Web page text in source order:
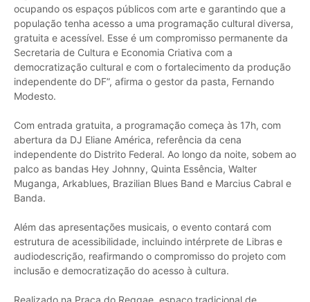
ocupando os espaços públicos com arte e garantindo que a
população tenha acesso a uma programação cultural diversa,
gratuita e acessível. Esse é um compromisso permanente da
Secretaria de Cultura e Economia Criativa com a
democratização cultural e com o fortalecimento da produção
independente do DF”, afirma o gestor da pasta, Fernando
Modesto.
Com entrada gratuita, a programação começa às 17h, com
abertura da DJ Eliane América, referência da cena
independente do Distrito Federal. Ao longo da noite, sobem ao
palco as bandas Hey Johnny, Quinta Essência, Walter
Muganga, Arkablues, Brazilian Blues Band e Marcius Cabral e
Banda.
Além das apresentações musicais, o evento contará com
estrutura de acessibilidade, incluindo intérprete de Libras e
audiodescrição, reafirmando o compromisso do projeto com
inclusão e democratização do acesso à cultura.
Realizado na Praça do Reggae, espaço tradicional de